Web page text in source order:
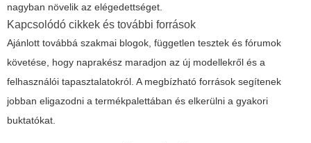
nagyban növelik az elégedettséget.
Kapcsolódó cikkek és további források
Ajánlott továbbá szakmai blogok, független tesztek és fórumok
követése, hogy naprakész maradjon az új modellekről és a
felhasználói tapasztalatokról. A megbízható források segítenek
jobban eligazodni a termékpalettában és elkerülni a gyakori
buktatókat.